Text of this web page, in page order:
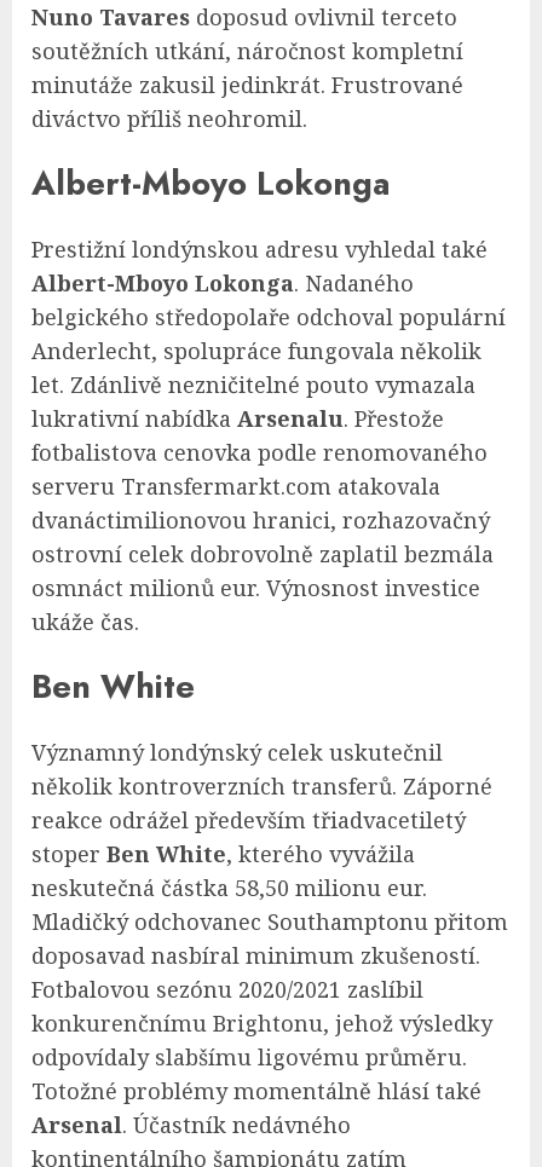
Nuno Tavares doposud ovlivnil terceto
soutěžních utkání, náročnost kompletní
minutáže zakusil jedinkrát. Frustrované
diváctvo příliš neohromil.
Albert-Mboyo Lokonga
Prestižní londýnskou adresu vyhledal také
Albert-Mboyo Lokonga. Nadaného
belgického středopolaře odchoval populární
Anderlecht, spolupráce fungovala několik
let. Zdánlivě nezničitelné pouto vymazala
lukrativní nabídka Arsenalu. Přestože
fotbalistova cenovka podle renomovaného
serveru Transfermarkt.com atakovala
dvanáctimilionovou hranici, rozhazovačný
ostrovní celek dobrovolně zaplatil bezmála
osmnáct milionů eur. Výnosnost investice
ukáže čas.
Ben White
Významný londýnský celek uskutečnil
několik kontroverzních transferů. Záporné
reakce odrážel především třiadvacetiletý
stoper Ben White, kterého vyvážila
neskutečná částka 58,50 milionu eur.
Mladičký odchovanec Southamptonu přitom
doposavad nasbíral minimum zkušeností.
Fotbalovou sezónu 2020/2021 zaslíbil
konkurenčnímu Brightonu, jehož výsledky
odpovídaly slabšímu ligovému průměru.
Totožné problémy momentálně hlásí také
Arsenal. Účastník nedávného
kontinentálního šampionátu zatím